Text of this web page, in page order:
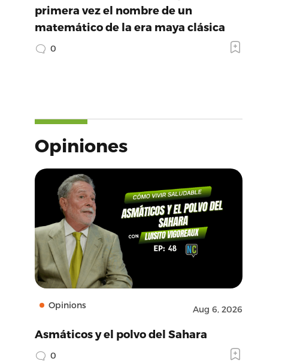
primera vez el nombre de un
matemático de la era maya clásica
0
Opiniones
Opinions Aug 6, 2026
Asmáticos y el polvo del Sahara
0